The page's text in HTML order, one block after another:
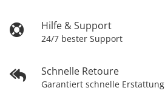
Hilfe & Support
24/7 bester Support
Schnelle Retoure
Garantiert schnelle Erstattung